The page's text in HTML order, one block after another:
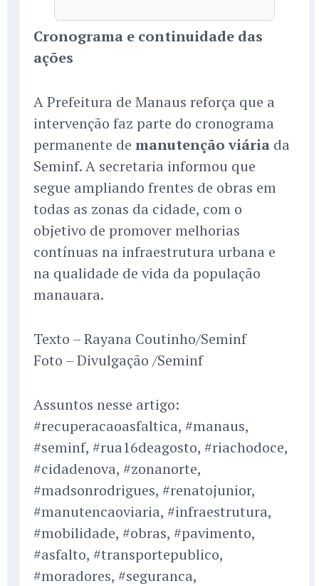
Cronograma e continuidade das
ações
A Prefeitura de Manaus reforça que a
intervenção faz parte do cronograma
permanente de manutenção viária da
Seminf. A secretaria informou que
segue ampliando frentes de obras em
todas as zonas da cidade, com o
objetivo de promover melhorias
contínuas na infraestrutura urbana e
na qualidade de vida da população
manauara.
Texto – Rayana Coutinho/Seminf
Foto – Divulgação /Seminf
Assuntos nesse artigo:
#recuperacaoasfaltica, #manaus,
#seminf, #rua16deagosto, #riachodoce,
#cidadenova, #zonanorte,
#madsonrodrigues, #renatojunior,
#manutencaoviaria, #infraestrutura,
#mobilidade, #obras, #pavimento,
#asfalto, #transportepublico,
#moradores, #seguranca,